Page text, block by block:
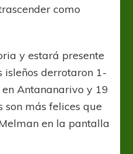
como
y estará presente
isleños derrotaron 1-
en Antananarivo y 19
son más felices que
en la pantalla